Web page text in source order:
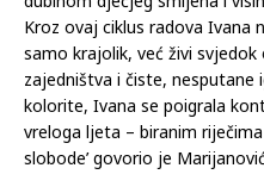
Kroz ovaj ciklus radova Ivana
samo krajolik, već živi
zajedništva i čiste, nesputane
kolorite, Ivana se poigrala
vreloga ljeta – biranim
slobode’ govorio je